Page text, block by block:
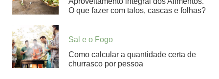
O que fazer com talos, cascas e folhas?
Sal e o Fogo
Como calcular a quantidade certa de
churrasco por pessoa